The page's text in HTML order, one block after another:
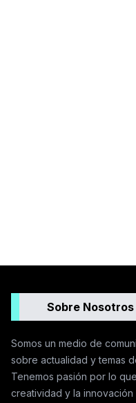
Sobre Nosotros
Somos un medio de
sobre actualidad y temas
Tenemos pasión por lo
creatividad y la